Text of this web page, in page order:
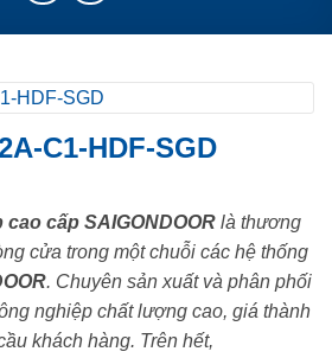
C1-HDF-SGD
cấp SAIGONDOOR là thương
cửa trong một chuỗi các hệ thống
. Chuyên sản xuất và phân phối
nghiệp chất lượng cao, giá thành
khách hàng. Trên hết,